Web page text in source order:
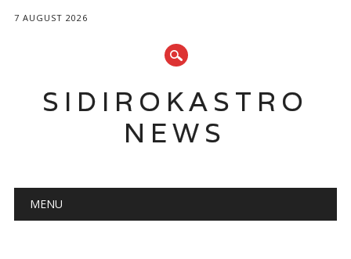
7 AUGUST 2026
SIDIROKASTRO
NEWS
Main menu
MENU